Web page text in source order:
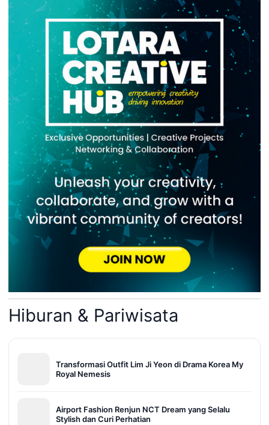
Hiburan & Pariwisata
Transformasi Outfit Lim Ji Yeon di Drama Korea My
Royal Nemesis
Airport Fashion Renjun NCT Dream yang Selalu
Stylish dan Curi Perhatian